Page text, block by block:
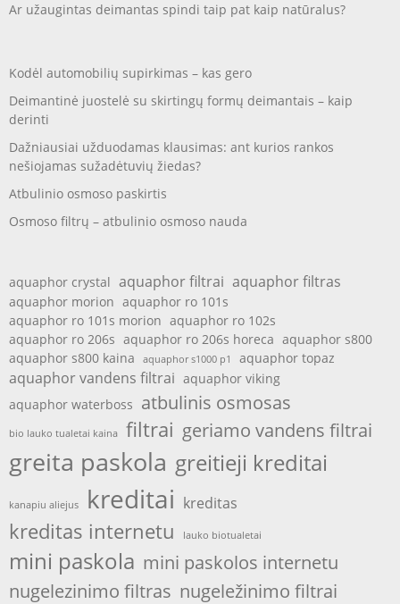
Ar užaugintas deimantas spindi taip pat kaip natūralus?
Kodėl automobilių supirkimas – kas gero
Deimantinė juostelė su skirtingų formų deimantais – kaip
derinti
Dažniausiai užduodamas klausimas: ant kurios rankos
nešiojamas sužadėtuvių žiedas?
Atbulinio osmoso paskirtis
Osmoso filtrų – atbulinio osmoso nauda
aquaphor crystal aquaphor filtrai aquaphor filtras
aquaphor morion aquaphor ro 101s
aquaphor ro 101s morion aquaphor ro 102s
aquaphor ro 206s aquaphor ro 206s horeca aquaphor s800
aquaphor s800 kaina
aquaphor s1000 p1 aquaphor topaz
aquaphor vandens filtrai aquaphor viking
aquaphor waterboss atbulinis osmosas
bio lauko tualetai kaina filtrai geriamo vandens filtrai
greita paskola greitieji kreditai
kanapiu aliejus kreditai kreditas
kreditas internetu lauko biotualetai
mini paskola mini paskolos internetu
nugelezinimo filtras nugeležinimo filtrai